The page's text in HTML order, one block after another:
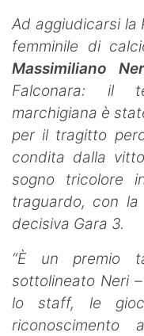
Ad aggiudicarsi la
femminile di
Massimiliano
Falconara: il
marchigiana è
per il tragitto
condita dalla
sogno tricolore
traguardo, con
decisiva Gara 3.
“È un premio
sottolineato Neri
lo staff, le